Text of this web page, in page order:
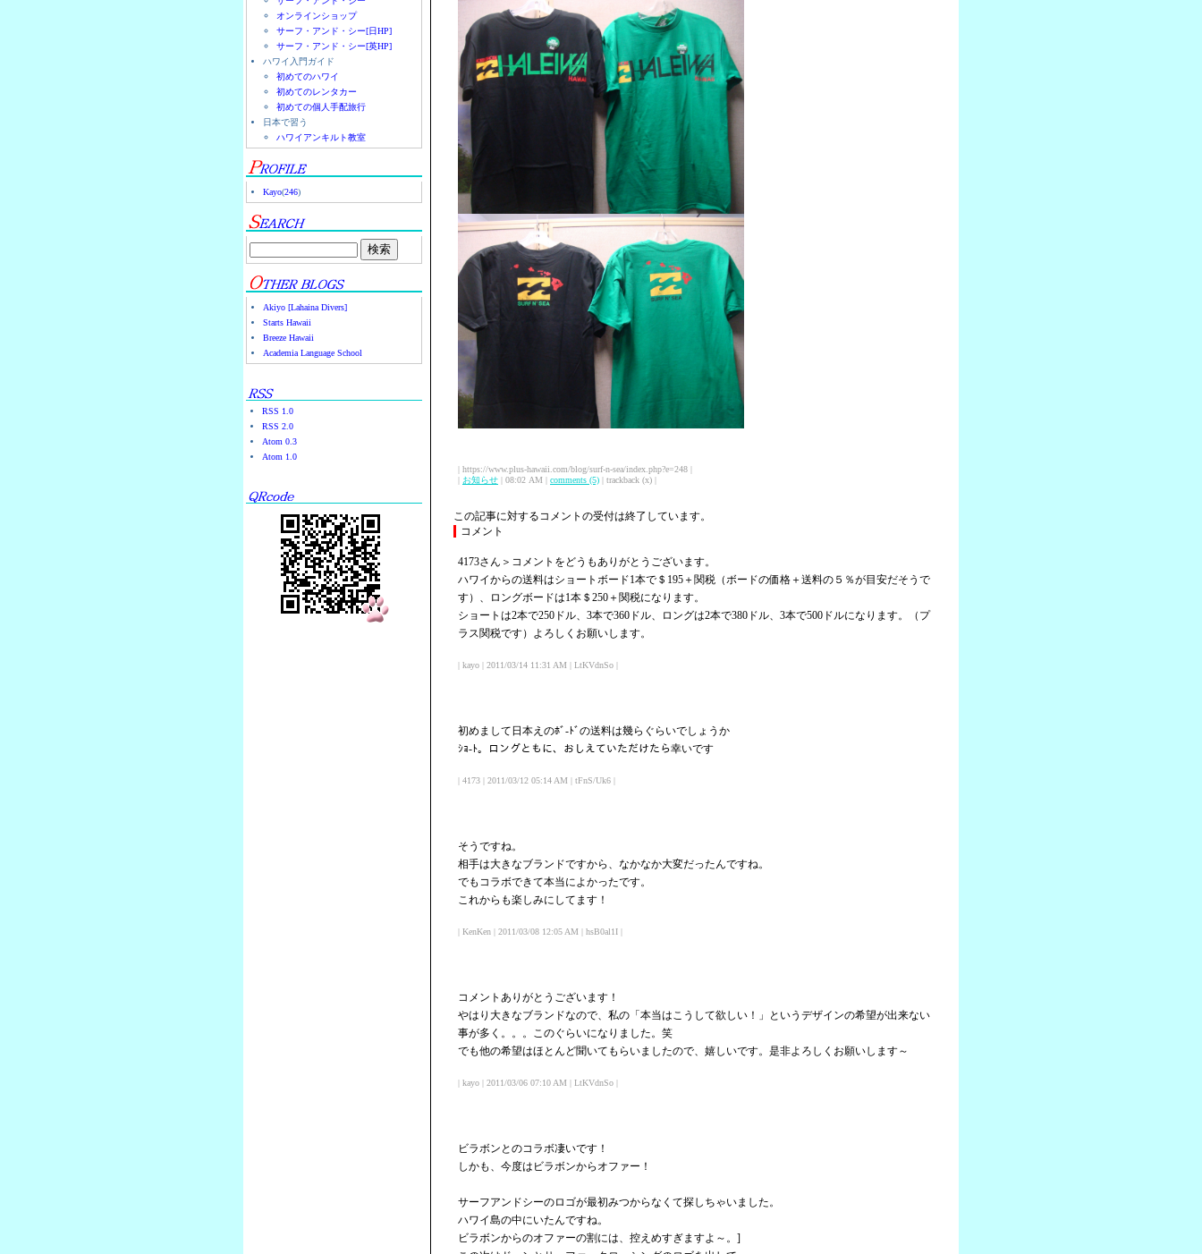
オンラインショップ
サーフ・アンド・シー[日HP]
サーフ・アンド・シー[英HP]
ハワイ入門ガイド
初めてのハワイ
初めてのレンタカー
初めての個人手配旅行
日本で習う
ハワイアンキルト教室
Kayo(246)
Akiyo [Lahaina Divers]
Starts Hawaii
Breeze Hawaii
Academia Language School
RSS 1.0
RSS 2.0
Atom 0.3
Atom 1.0
| https://www.plus-hawaii.com/blog/surf-n-sea/index.php?e=248 |
| お知らせ | 08:02 AM | comments (5) | trackback (x) |
この記事に対するコメントの受付は終了しています。
コメント
4173さん＞コメントをどうもありがとうございます。
ハワイからの送料はショートボード1本で＄195＋関税（ボードの価格＋送料の５％が目安だそうで
す）、ロングボードは1本＄250＋関税になります。
ショートは2本で250ドル、3本で360ドル、ロングは2本で380ドル、3本で500ドルになります。（プ
ラス関税です）よろしくお願いします。
| kayo | 2011/03/14 11:31 AM | LtKVdnSo |
初めまして日本えのﾎﾞ-ﾄﾞの送料は幾らぐらいでしょうか
ｼｮ-ﾄ。ロングともに、おしえていただけたら幸いです
| 4173 | 2011/03/12 05:14 AM | tFnS/Uk6 |
そうですね。
相手は大きなブランドですから、なかなか大変だったんですね。
でもコラボできて本当によかったです。
これからも楽しみにしてます！
| KenKen | 2011/03/08 12:05 AM | hsB0al1I |
コメントありがとうございます！
やはり大きなブランドなので、私の「本当はこうして欲しい！」というデザインの希望が出来ない
事が多く。。。このぐらいになりました。笑
でも他の希望はほとんど聞いてもらいましたので、嬉しいです。是非よろしくお願いします～
| kayo | 2011/03/06 07:10 AM | LtKVdnSo |
ビラボンとのコラボ凄いです！
しかも、今度はビラボンからオファー！
サーフアンドシーのロゴが最初みつからなくて探しちゃいました。
ハワイ島の中にいたんですね。
ビラボンからのオファーの割には、控えめすぎますよ～。]